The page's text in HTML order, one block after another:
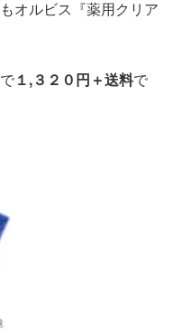
オルビス『薬用クリア
１,３２０円＋送料で